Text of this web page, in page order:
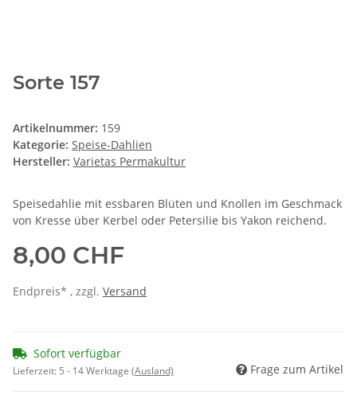
Sorte 157
Artikelnummer: 159
Kategorie: Speise-Dahlien
Hersteller: Varietas Permakultur
Speisedahlie mit essbaren Blüten und Knollen im Geschmack
von Kresse über Kerbel oder Petersilie bis Yakon reichend.
8,00 CHF
Endpreis* , zzgl. Versand
Sofort verfügbar
Lieferzeit: 5 - 14 Werktage (Ausland) Frage zum Artikel